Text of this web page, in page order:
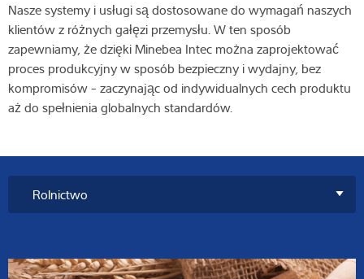
Nasze systemy i usługi są dostosowane do wymagań naszych
klientów z różnych gałęzi przemysłu. W ten sposób
zapewniamy, że dzięki Minebea Intec można zaprojektować
proces produkcyjny w sposób bezpieczny i wydajny, bez
kompromisów - zaczynając od indywidualnych cech produktu
aż do spełnienia globalnych standardów.